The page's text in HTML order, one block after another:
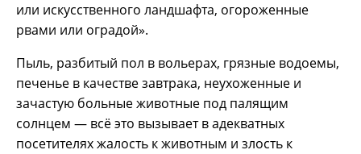
или искусственного ландшафта, огороженные
рвами или оградой».
Пыль, разбитый пол в вольерах, грязные водоемы,
печенье в качестве завтрака, неухоженные и
зачастую больные животные под палящим
солнцем — всё это вызывает в адекватных
посетителях жалость к животным и злость к